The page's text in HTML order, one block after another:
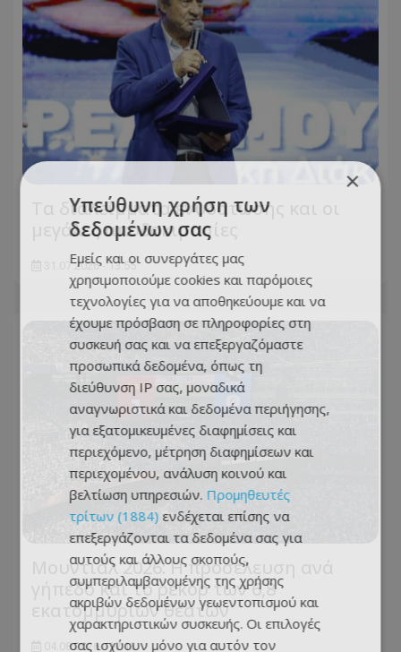
Τα διαλείμματα ενυδάτωσης και οι
μεγάλες αποδοκιμασίες
31.07.2026 - 13:55
Μουντιάλ 2026: Η προσέλευση ανά
γήπεδο και το ρεκόρ των 6,8
εκατομμυρίων θεατών
04.08.2026 - 17:13
×
Υπεύθυνη χρήση των
δεδομένων σας
Εμείς και οι συνεργάτες μας
χρησιμοποιούμε cookies και παρόμοιες
τεχνολογίες για να αποθηκεύουμε και να
έχουμε πρόσβαση σε πληροφορίες στη
συσκευή σας και να επεξεργαζόμαστε
προσωπικά δεδομένα, όπως τη
διεύθυνση IP σας, μοναδικά
αναγνωριστικά και δεδομένα περιήγησης,
για εξατομικευμένες διαφημίσεις και
περιεχόμενο, μέτρηση διαφημίσεων και
περιεχομένου, ανάλυση κοινού και
βελτίωση υπηρεσιών. Προμηθευτές
τρίτων (1884) ενδέχεται επίσης να
επεξεργάζονται τα δεδομένα σας για
αυτούς και άλλους σκοπούς,
συμπεριλαμβανομένης της χρήσης
ακριβών δεδομένων γεωεντοπισμού και
χαρακτηριστικών συσκευής. Οι επιλογές
σας ισχύουν μόνο για αυτόν τον